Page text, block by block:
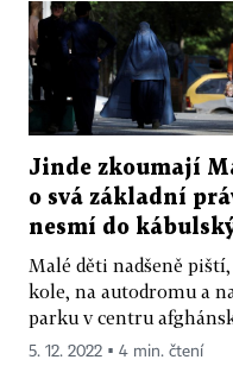
Jinde zkoumají
o svá základní
nesmí do
Malé děti nadšeně
kole, na autodromu a
parku v centru
5. 12. 2022 ▪ 4 min. čtení